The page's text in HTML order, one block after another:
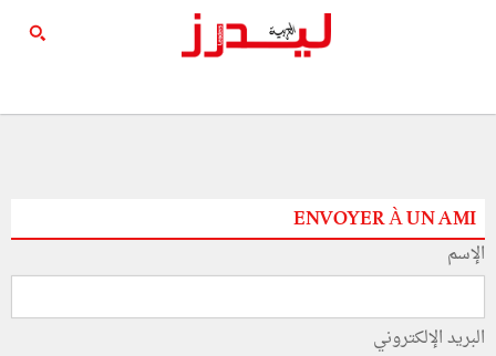
ENVOYER À UN AMI
الإسم
البريد الإلكتروني